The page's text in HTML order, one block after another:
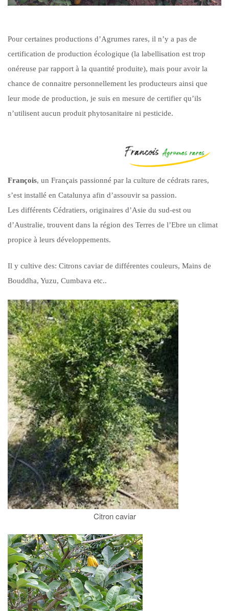
Pour certaines productions d’Agrumes rares, il n’y a pas de
certification de production écologique (la labellisation est trop
onéreuse par rapport à la quantité produite), mais pour avoir la
chance de connaitre personnellement les producteurs ainsi que
leur mode de production, je suis en mesure de certifier qu’ils
n’utilisent aucun produit phytosanitaire ni pesticide.
François, un Français passionné par la culture de cédrats rares,
s’est installé en Catalunya afin d’assouvir sa passion.
Les différents Cédratiers, originaires d’Asie du sud-est ou
d’Australie, trouvent dans la région des Terres de l’Ebre un climat
propice à leurs développements.
Il y cultive des: Citrons caviar de différentes couleurs, Mains de
Bouddha, Yuzu, Cumbava etc..
Citron caviar